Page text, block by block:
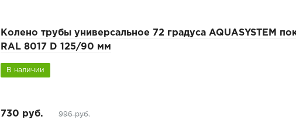
Колено трубы универсальное 72 градуса AQUASYSTEM
RAL 8017 D 125/90 мм
В наличии
730 руб. 996 руб.